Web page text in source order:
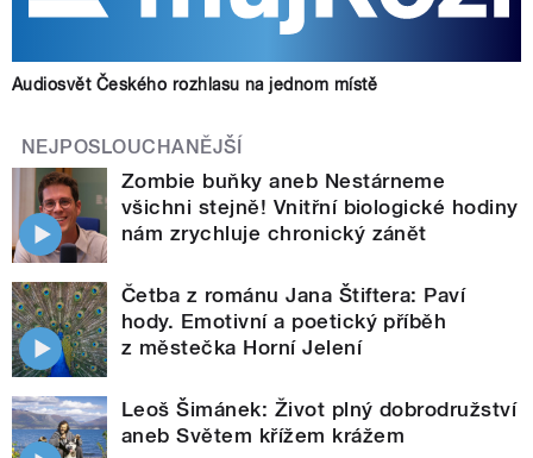
Audiosvět Českého rozhlasu na jednom místě
NEJPOSLOUCHANĚJŠÍ
Zombie buňky aneb Nestárneme
všichni stejně! Vnitřní biologické hodiny
nám zrychluje chronický zánět
Četba z románu Jana Štiftera: Paví
hody. Emotivní a poetický příběh
z městečka Horní Jelení
Leoš Šimánek: Život plný dobrodružství
aneb Světem křížem krážem